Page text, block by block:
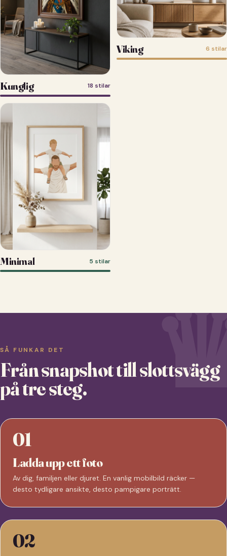
Kunglig 18 stilar
Viking 6 stilar
Minimal 5 stilar
SÅ FUNKAR DET
Från snapshot till slottsvägg
på tre steg.
01
Ladda upp ett foto
Av dig, familjen eller djuret. En vanlig mobilbild räcker —
desto tydligare ansikte, desto pampigare porträtt.
02